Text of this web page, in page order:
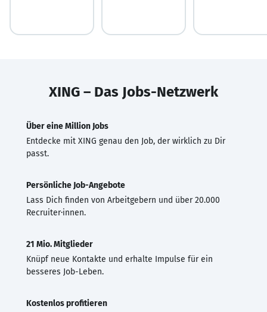
XING – Das Jobs-Netzwerk
Über eine Million Jobs
Entdecke mit XING genau den Job, der wirklich zu Dir
passt.
Persönliche Job-Angebote
Lass Dich finden von Arbeitgebern und über 20.000
Recruiter·innen.
21 Mio. Mitglieder
Knüpf neue Kontakte und erhalte Impulse für ein
besseres Job-Leben.
Kostenlos profitieren